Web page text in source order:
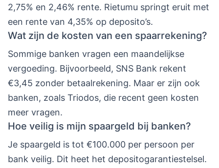
2,75% en 2,46% rente. Rietumu springt eruit met
een rente van 4,35% op deposito’s.
Wat zijn de kosten van een spaarrekening?
Sommige banken vragen een maandelijkse
vergoeding. Bijvoorbeeld, SNS Bank rekent
€3,45 zonder betaalrekening. Maar er zijn ook
banken, zoals Triodos, die recent geen kosten
meer vragen.
Hoe veilig is mijn spaargeld bij banken?
Je spaargeld is tot €100.000 per persoon per
bank veilig. Dit heet het depositogarantiestelsel.